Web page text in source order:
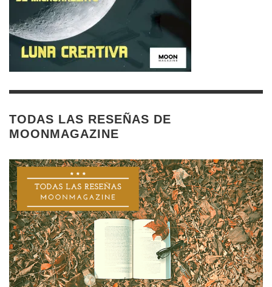
TODAS LAS RESEÑAS DE
MOONMAGAZINE